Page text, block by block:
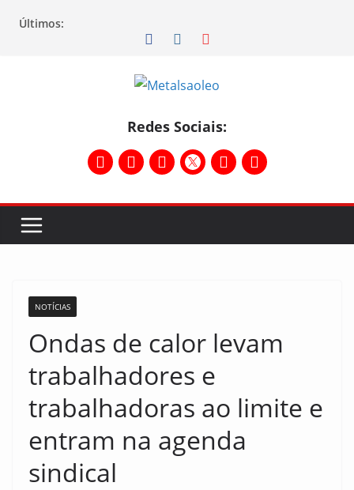
Últimos:
Redes Sociais:
NOTÍCIAS
Ondas de calor levam
trabalhadores e
trabalhadoras ao limite e
entram na agenda
sindical